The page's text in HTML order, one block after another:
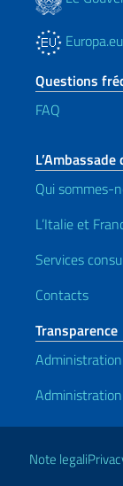
Europa.eu
Questions
FAQ
Qui sommes-
L’Italie et
Services
Contacts
Transparence
Liens
Note legali